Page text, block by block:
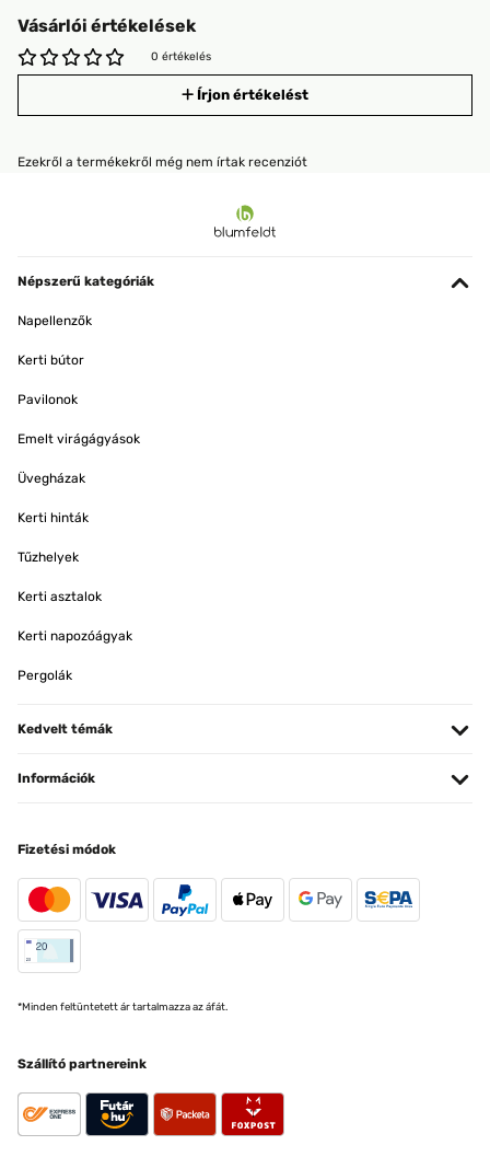
Vásárlói értékelések
0 értékelés
Írjon értékelést
Ezekről a termékekről még nem írtak recenziót
Népszerű kategóriák
Napellenzők
Kerti bútor
Pavilonok
Emelt virágágyások
Üvegházak
Kerti hinták
Tűzhelyek
Kerti asztalok
Kerti napozóágyak
Pergolák
Kedvelt témák
Információk
Fizetési módok
*Minden feltüntetett ár tartalmazza az áfát.
Szállító partnereink